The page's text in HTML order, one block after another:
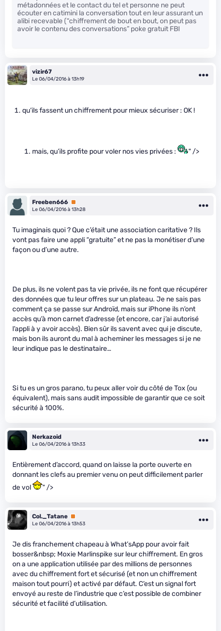
métadonnées et le contact du tel et personne ne peut
écouter en catimini la conversation tout en leur assurant un
alibi recevable (“chiffrement de bout en bout, on peut pas
avoir le contenu des conversations” poke gratuit FBI
vizir67
Le 06/04/2016 à 13h19
qu’ils fassent un chiffrement pour mieux sécuriser : OK !
mais, qu’ils profite pour voler nos vies privées : " />
Freeben666 Premium
Le 06/04/2016 à 13h28
Tu imaginais quoi ? Que c’était une association caritative ? Ils
vont pas faire une appli “gratuite” et ne pas la monétiser d’une
façon ou d’une autre.
De plus, ils ne volent pas ta vie privée, ils ne font que récupérer
des données que tu leur offres sur un plateau. Je ne sais pas
comment ça se passe sur Androïd, mais sur iPhone ils n’ont
accès qu’à mon carnet d’adresse (et encore, car j’ai autorisé
l’appli à y avoir accès). Bien sûr ils savent avec qui je discute,
mais bon ils auront du mal à acheminer les messages si je ne
leur indique pas le destinataire…
Si tu es un gros parano, tu peux aller voir du côté de Tox (ou
équivalent), mais sans audit impossible de garantir que ce soit
sécurité à 100%.
Nerkazoid
Le 06/04/2016 à 13h33
Entièrement d’accord, quand on laisse la porte ouverte en
donnant les clefs au premier venu on peut difficilement parler
de vol
" />
Col._Tatane Premium
Le 06/04/2016 à 13h53
Je dis franchement chapeau à What’sApp pour avoir fait
bosser&nbsp; Moxie Marlinspike sur leur chiffrement. En gros
on a une application utilisée par des millions de personnes
avec du chiffrement fort et sécurisé (et non un chiffrement
maison tout pourri) et activé par défaut. C’est un signal fort
envoyé au reste de l’industrie que c’est possible de combiner
sécurité et facilité d’utilisation.